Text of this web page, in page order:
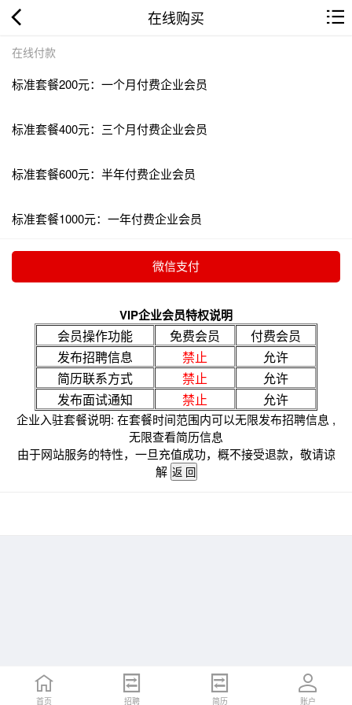
在线购买
在线付款
标准套餐200元：一个月付费企业会员
标准套餐400元：三个月付费企业会员
标准套餐600元：半年付费企业会员
标准套餐1000元：一年付费企业会员
VIP企业会员特权说明
会员操作功能 免费会员
付费会员
发布招聘信息
禁止
允许
简历联系方式
禁止
允许
发布面试通知
禁止 允许
企业入驻套餐说明: 在套餐时间范围内可以无限发布招聘信息 ,
无限查看简历信息
由于网站服务的特性，一旦充值成功，概不接受退款，敬请谅
解
首页 招聘 简历 账户